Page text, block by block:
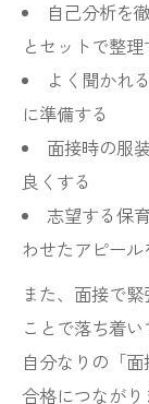
自己分析を
とセットで整理
よく聞かれ
に準備する
面接時の服
良くする
志望する保
わせたアピール
また、面接で
ことで落ち着
自分なりの「
合格につながり